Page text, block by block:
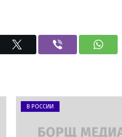
В РОССИИ